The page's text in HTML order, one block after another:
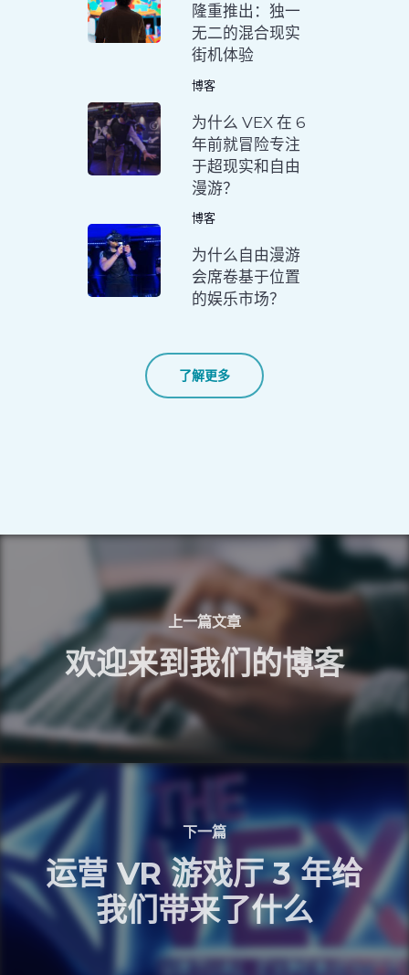
隆重推出：独一
无二的混合现实
街机体验
博客
为什么 VEX 在 6
年前就冒险专注
于超现实和自由
漫游？
博客
为什么自由漫游
会席卷基于位置
的娱乐市场？
了解更多
上一篇文章
欢迎来到我们的博客
下一篇
运营 VR 游戏厅 3 年给
我们带来了什么